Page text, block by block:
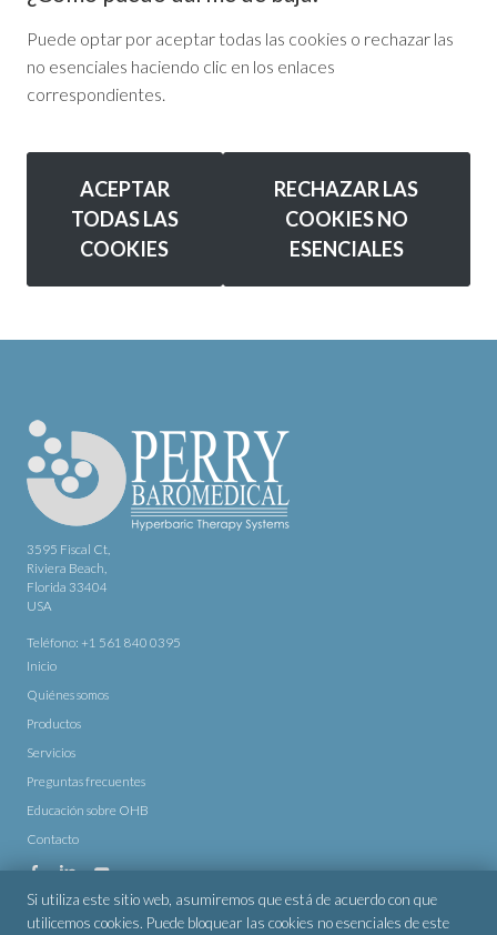
Puede optar por aceptar todas las cookies o rechazar las
no esenciales haciendo clic en los enlaces
correspondientes.
ACEPTAR
TODAS LAS
COOKIES
RECHAZAR LAS
COOKIES NO
ESENCIALES
Si utiliza este sitio web, asumiremos que está de acuerdo con que
utilicemos cookies. Puede bloquear las cookies no esenciales de este
3595 Fiscal Ct,
Riviera Beach,
Florida 33404
USA
Teléfono: +1 561 840 0395
Inicio
Quiénes somos
Productos
Servicios
Preguntas frecuentes
Educación sobre OHB
Contacto